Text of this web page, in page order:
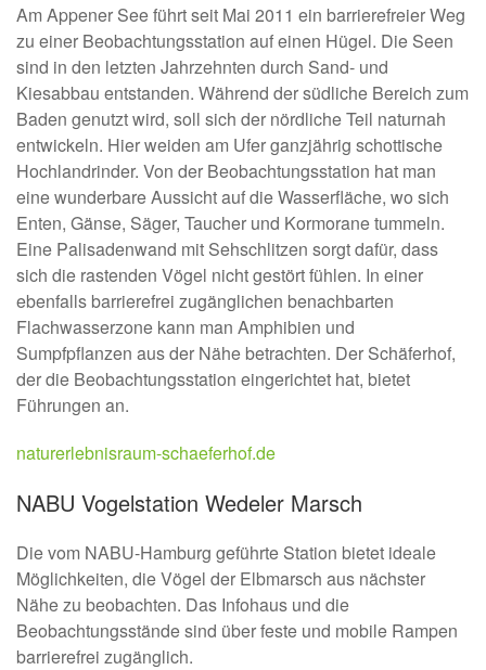
Am Appener See führt seit Mai 2011 ein barrierefreier Weg
zu einer Beobachtungsstation auf einen Hügel. Die Seen
sind in den letzten Jahrzehnten durch Sand- und
Kiesabbau entstanden. Während der südliche Bereich zum
Baden genutzt wird, soll sich der nördliche Teil naturnah
entwickeln. Hier weiden am Ufer ganzjährig schottische
Hochlandrinder. Von der Beobachtungsstation hat man
eine wunderbare Aussicht auf die Wasserfläche, wo sich
Enten, Gänse, Säger, Taucher und Kormorane tummeln.
Eine Palisadenwand mit Sehschlitzen sorgt dafür, dass
sich die rastenden Vögel nicht gestört fühlen. In einer
ebenfalls barrierefrei zugänglichen benachbarten
Flachwasserzone kann man Amphibien und
Sumpfpflanzen aus der Nähe betrachten. Der Schäferhof,
der die Beobachtungsstation eingerichtet hat, bietet
Führungen an.
naturerlebnisraum-schaeferhof.de
NABU Vogelstation Wedeler Marsch
Die vom NABU-Hamburg geführte Station bietet ideale
Möglichkeiten, die Vögel der Elbmarsch aus nächster
Nähe zu beobachten. Das Infohaus und die
Beobachtungsstände sind über feste und mobile Rampen
barrierefrei zugänglich.